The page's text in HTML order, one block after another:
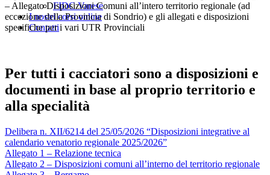
FIDC Varese
I nostri corsi online
Contatti
– Allegato Disposizioni Comuni all’intero territorio regionale (ad
eccezione della Provincia di Sondrio) e gli allegati e disposizioni
specifiche per i vari UTR Provinciali
Per tutti i cacciatori sono a disposizioni e
documenti in base al proprio territorio e
alla specialità
Delibera n. XII/6214 del 25/05/2026 “Disposizioni integrative al
calendario venatorio regionale 2025/2026”
Allegato 1 – Relazione tecnica
Allegato 2 – Disposizioni comuni all’interno del territorio regionale